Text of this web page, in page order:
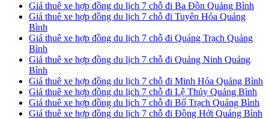
Giá thuê xe hợp đồng du lịch 7 chỗ đi Ba Đồn Quảng Bình
Giá thuê xe hợp đồng du lịch 7 chỗ đi Tuyên Hóa Quảng
Bình
Giá thuê xe hợp đồng du lịch 7 chỗ đi Quảng Trạch Quảng
Bình
Giá thuê xe hợp đồng du lịch 7 chỗ đi Quảng Ninh Quảng
Bình
Giá thuê xe hợp đồng du lịch 7 chỗ đi Minh Hóa Quảng Bình
Giá thuê xe hợp đồng du lịch 7 chỗ đi Lệ Thủy Quảng Bình
Giá thuê xe hợp đồng du lịch 7 chỗ đi Bố Trạch Quảng Bình
Giá thuê xe hợp đồng du lịch 7 chỗ đi Đồng Hới Quảng Bình